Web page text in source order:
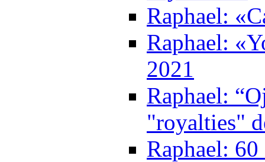
Raphael:
Raphael:
2021
Raphael:
"royalties"
Raphael: